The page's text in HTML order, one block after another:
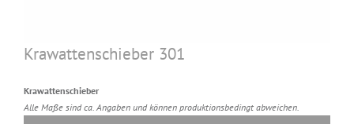
Krawattenschieber 301
Krawattenschieber
Alle Maße sind ca. Angaben und können produktionsbedingt abweichen.